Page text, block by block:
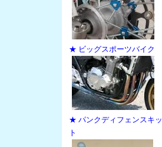
★ ビッグスポーツバイク
★ パンクディフェンスキッ
ト